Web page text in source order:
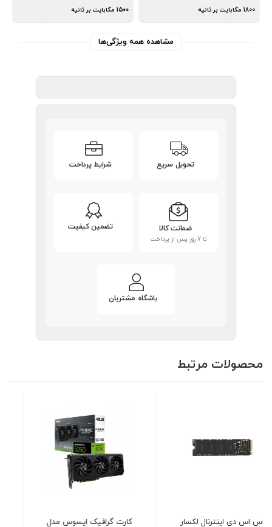
1800 مگابایت بر ثانیه 1500 مگابایت بر ثانیه
مشاهده همه ویژگی‌ها
تحویل سریع شرایط پرداخت
ضمانت کالا
تا 7 روز پس از پرداخت
تضمین کیفیت
باشگاه مشتریان
محصولات مرتبط
کارت گرافیک ایسوس مدل هارد اس اس دی لکسار